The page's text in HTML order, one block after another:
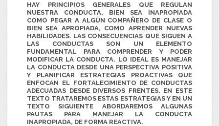
HAY PRINCIPIOS GENERALES QUE REGULAN
NUESTRA CONDUCTA, BIEN SEA INAPROPIADA
COMO PEGAR A ALGÚN COMPAÑERO DE CLASE O
BIEN SEA APROPIADA, COMO APRENDER NUEVAS
HABILIDADES. LAS CONSECUENCIAS QUE SIGUEN A
LAS CONDUCTAS SON UN ELEMENTO
FUNDAMENTAL PARA COMPRENDER Y PODER
MODIFICAR LA CONDUCTA. LO IDEAL ES MANEJAR
LA CONDUCTA DESDE UNA PERSPECTIVA POSITIVA
Y PLANIFICAR ESTRATEGIAS PROACTIVASQUE
ENFOCAN EL FORTALECIMIENTO DE CONDUCTAS
ADECUADAS DESDE DIVERSOS FRENTES. EN ESTE
TEXTO TRATAREMOS ESTAS ESTRATEGIAS Y EN UN
TEXTO SIGUIENTE ABORDAREMOS ALGUNAS
PAUTAS PARA MANEJAR LA CONDUCTA
INAPROPIADA, DE FORMA REACTIVA.